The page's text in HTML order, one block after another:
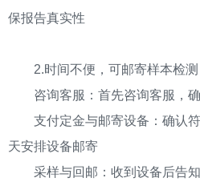
保报告真实性
2.时间不便，可邮寄样本检测
咨询客服：首先咨询客服，确
支付定金与邮寄设备：确认符
天安排设备邮寄
采样与回邮：收到设备后告知